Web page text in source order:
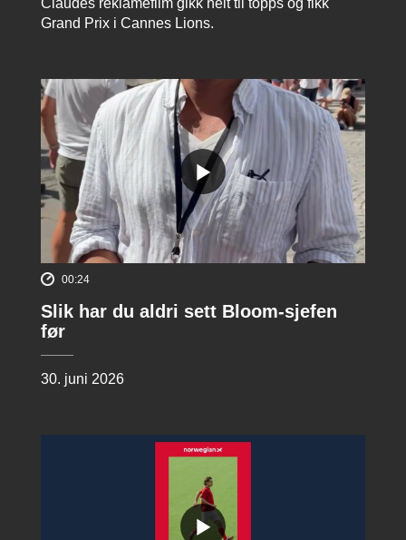
Claudes reklamefilm gikk helt til topps og fikk
Grand Prix i Cannes Lions.
00:24
Slik har du aldri sett Bloom-sjefen
før
30. juni 2026